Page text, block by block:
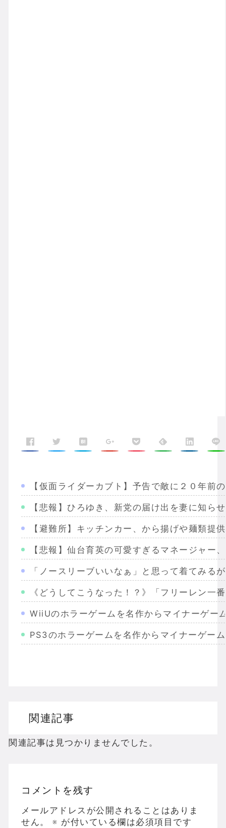
【仮面ライダーカブト】予告で敵に２０年前
【悲報】ひろゆき、新党の届け出を妻に知ら
【避難所】キッチンカー、から揚げや麺類
【悲報】仙台育英の可愛すぎるマネージャー
「ノースリーブいいなぁ」と思って着てみ
《どうしてこうなった！？》「フリーレン
WiiUのホラーゲームを名作からマイナーゲー
PS3のホラーゲームを名作からマイナーゲー
ドラゴンクエスト３の思い出
【聖剣伝説3】リースとアンジェラってなん
Powered by livedoor 相互RSS
関連記事
関連記事は見つかりませんでした。
コメントを残す
メールアドレスが公開されることはありま
せん。
※ が付いている欄は必須項目です